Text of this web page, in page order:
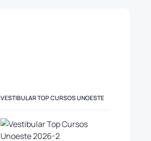
VESTIBULAR TOP CURSOS UNOESTE